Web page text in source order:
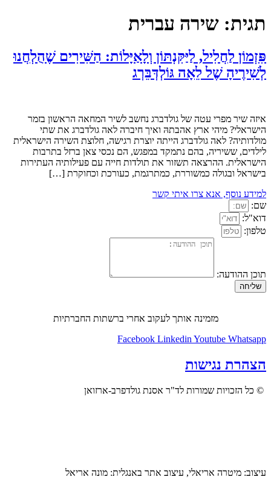
תגית: שירה עברית
פִּזְמוֹן לַחֲלִיל, לַיַּקִּנְתּוֹן וְלָאַיָּלוֹת: הַשִּׁירִים שֶׁהֻלְחֲנוּ
לְשִׁירֶיהָ שֶׁל לֵאָה גּוֹלְדְּבֵּרְג
איזה שיר מפרי עטה של גולדברג נחשב לשיר המחאה הראשון בזמר
הישראלי? מיהי ארץ אהבתהּ ואיך חיברה לאה גולדברג את שתי
מולדותיה? לאה גולדברג הייתה יוצרת רגישה, חלוצת השירה הישראלית
לילדים, ששיריה, בהם נתמקד במפגש, הם נכסי צאן ברזל בתרבות
הישראלית. ההרצאה תשזור את תולדות חייה עם פעילותיה העתירות
בישראל ובגולה כמשוררת, כמתרגמת, כעורכת וכחוקרת […]
למידע נוסף, אנא צרו איתי קשר
שם:
דוא"ל:
טלפון:
תוכן ההודעה:
שליחה
מזמינה אותך לעקוב אחרי ברשתות החברתיות
Facebook Linkedin Youtube Whatsapp
הצהרת נגישות
© כל הזכויות שמורות לד"ר אסנת גולדפרב-ארזואן
עיצוב: מיטרה אריאלי, עיצוב אתר באנגלית: מונה אריאל